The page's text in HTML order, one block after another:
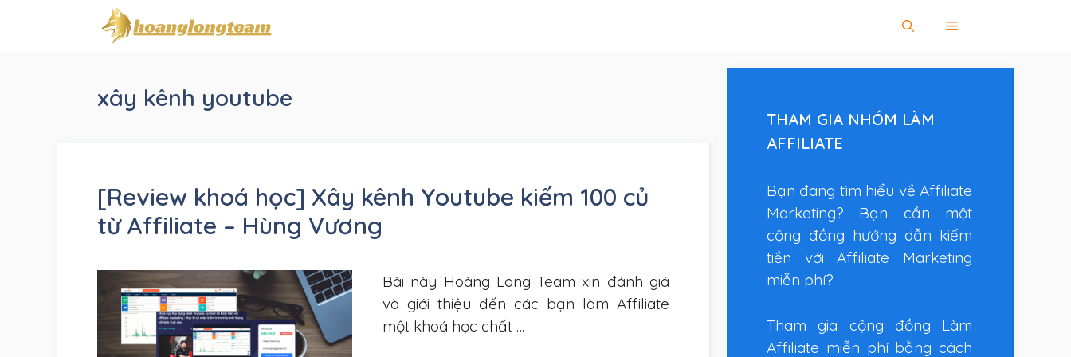
xây kênh youtube
[Review khoá học] Xây kênh Youtube kiếm 100 củ
từ Affiliate – Hùng Vương
Bài này Hoàng Long Team xin đánh giá
và giới thiệu đến các bạn làm Affiliate
một khoá học chất …
THAM GIA NHÓM LÀM
AFFILIATE
Bạn đang tìm hiểu về Affiliate
Marketing? Bạn cần một
cộng đồng hướng dẫn kiếm
tiền với Affiliate Marketing
miễn phí?
Tham gia cộng đồng Làm
Affiliate miễn phí bằng cách